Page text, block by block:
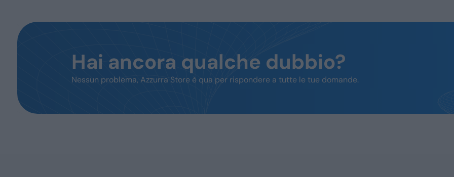
Hai ancora qualche dubbio?
Nessun problema, Azzurra Store è qua per rispondere a tutte le tue domande.